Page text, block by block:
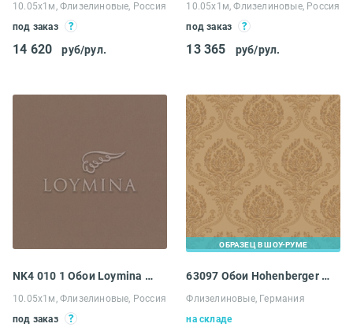
10.05х1м, Флизелиновые, Россия
под заказ
14 620 руб/рул.
10.05х1м, Флизелиновые, Россия
под заказ
13 365 руб/рул.
NK4 010 1 Обои Loymina Satori II
10.05х1м, Флизелиновые, Россия
под заказ
ОБРАЗЕЦ В ШОУ-РУМЕ
63097 Обои Hohenberger Love
Флизелиновые, Германия
на складе